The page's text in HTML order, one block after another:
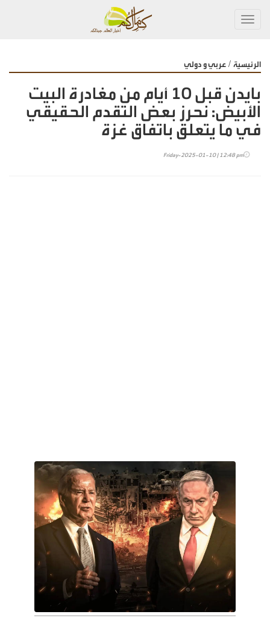
الرئيسية / عربي و دولي
بايدن قبل 10 أيام من مغادرة البيت
الأبيض: نحرز بعض التقدم الحقيقي
في ما يتعلق باتفاق غزة
Friday-2025-01-10 | 12:48 pm